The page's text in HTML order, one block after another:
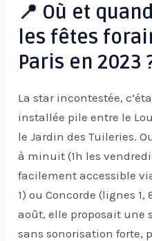
📍 Où et
les fêtes
Paris en 2023
La star incontestée,
installée pile entre le
le Jardin des Tuileries.
à minuit (1h les
facilement accessible
1) ou Concorde (lignes 1,
août, elle proposait une
sans sonorisation forte,